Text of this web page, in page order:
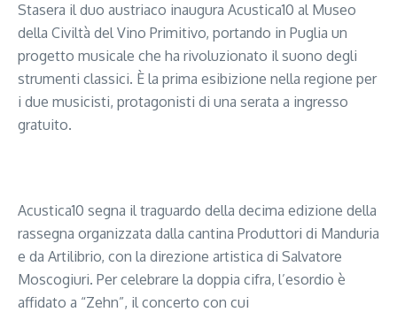
Stasera il duo austriaco inaugura Acustica10 al Museo
della Civiltà del Vino Primitivo, portando in Puglia un
progetto musicale che ha rivoluzionato il suono degli
strumenti classici. È la prima esibizione nella regione per
i due musicisti, protagonisti di una serata a ingresso
gratuito.
Acustica10 segna il traguardo della decima edizione della
rassegna organizzata dalla cantina Produttori di Manduria
e da Artilibrio, con la direzione artistica di Salvatore
Moscogiuri. Per celebrare la doppia cifra, l’esordio è
affidato a “Zehn”, il concerto con cui